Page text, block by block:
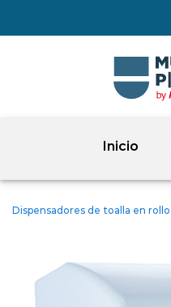
Inicio
Dispensadores de toalla en rollo